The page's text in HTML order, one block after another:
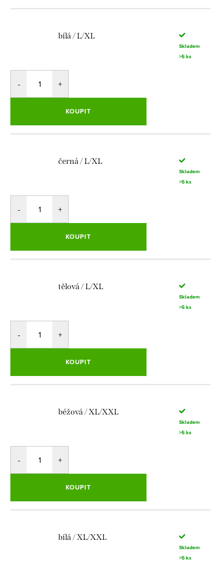
bílá / L/XL
Skladem
>5 ks
KOUPIT
černá / L/XL
Skladem
>5 ks
KOUPIT
tělová / L/XL
Skladem
>5 ks
KOUPIT
béžová / XL/XXL
Skladem
>5 ks
KOUPIT
bílá / XL/XXL
Skladem
>5 ks